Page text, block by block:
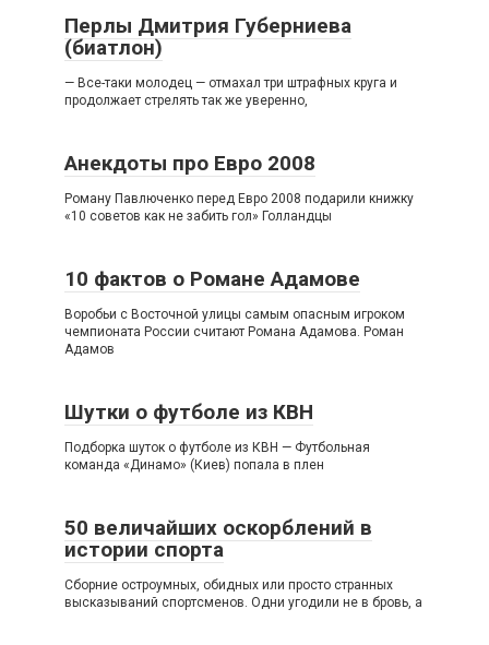
Перлы Дмитрия Губерниева
(биатлон)
— Все-таки молодец — отмахал три штрафных круга и
продолжает стрелять так же уверенно,
Анекдоты про Евро 2008
Роману Павлюченко перед Евро 2008 подарили книжку
«10 советов как не забить гол» Голландцы
10 фактов о Романе Адамове
Воробьи с Восточной улицы самым опасным игроком
чемпионата России считают Романа Адамова. Роман
Адамов
Шутки о футболе из КВН
Подборка шуток о футболе из КВН — Футбольная
команда «Динамо» (Киев) попала в плен
50 величайших оскорблений в
истории спорта
Сборние остроумных, обидных или просто странных
высказываний спортсменов. Одни угодили не в бровь, а